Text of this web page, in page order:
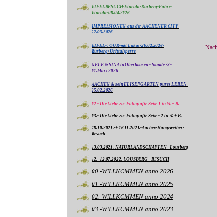
EIFELBESUCH-Einruhr-Rurberg-Fähre-
Einruhr-08.04.2026
IMPRESSIONEN-aus der AACHENER CITY-
22.03.2026
EIFEL-TOUR-mit Lukas-26.02.2026-
Rurberg+Urfttalsperre
NELE & SINA in Oberhausen - Stunde -3 -
01.März 2026
AACHEN & sein ELISENGARTEN pures LEBEN-
25.02.2026
02 - Die Liebe zur Fotografie Seite 1 in W. + B.
03.- Die Liebe zur Fotografie Seite - 2 in W. + B.
28.10.2021.-+ 16.11.2021.-Aachen-Hangeweiher-
Besuch
13.03.2021.-NATURLANDSCHAFTEN - Lousberg
12. -12.07.2022.-LOUSBERG - BESUCH
00.-WILLKOMMEN anno 2026
01.-WILLKOMMEN anno 2025
02.-WILLKOMMEN anno 2024
03.-WILLKOMMEN anno 2023